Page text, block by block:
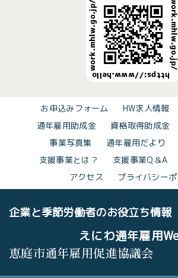
お申込みフォーム HW求人情報
通年雇用助成金
資格取得助成金
事業写真集
通年雇用だより
支援事業とは？
支援事業Q＆A
アクセス
プライバシー
企業と季節労働者のお役立ち情報
えにわ通年雇用
恵庭市通年雇用促進協議会